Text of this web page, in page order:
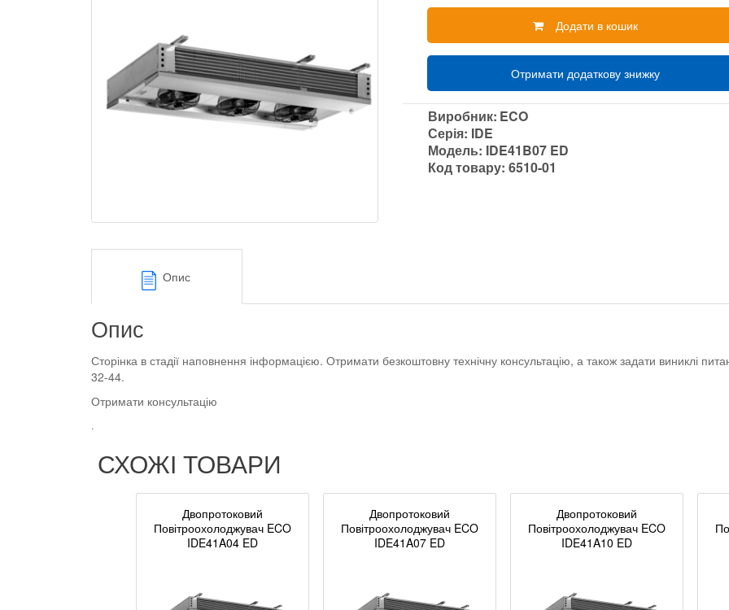
Додати в кошик
Отримати додаткову знижку
Виробник: ECO
Серія: IDE
Модель: IDE41B07 ED
Код товару:6510-01
Опис
Опис
Сторінка в стадії наповнення інформацією. Отримати безкоштовну технічну консультацію, а також задати виниклі
32-44.
Отримати консультацію
.
СХОЖІ ТОВАРИ
Двопротоковий
Повітроохолоджувач ECO
IDE41A04 ED
Двопротоковий
Повітроохолоджувач ECO
IDE41A07 ED
Двопротоковий
Повітроохолоджувач ECO
IDE41A10 ED